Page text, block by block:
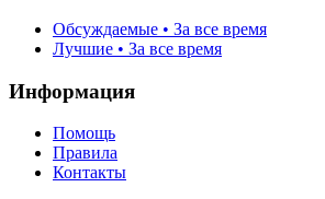
Обсуждаемые • За все время
Лучшие • За все время
Информация
Помощь
Правила
Контакты